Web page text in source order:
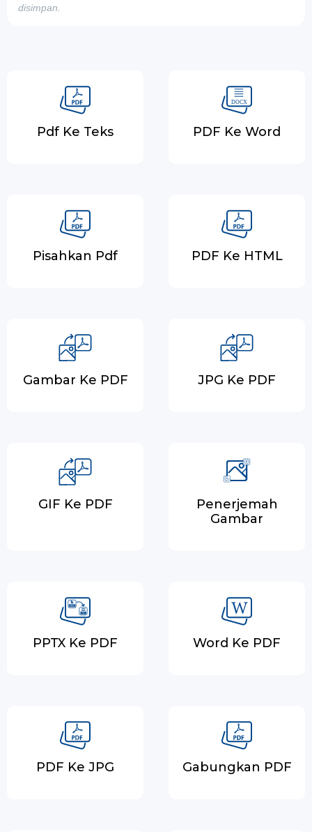
disimpan.
Pdf Ke Teks PDF Ke Word
Pisahkan Pdf PDF Ke HTML
Gambar Ke PDF JPG Ke PDF
GIF Ke PDF
Penerjemah
Gambar
PPTX Ke PDF Word Ke PDF
PDF Ke JPG Gabungkan PDF